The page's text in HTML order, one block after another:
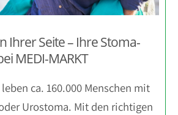
Ihrer Seite – Ihre Stoma-
MEDI-MARKT
ca. 160.000 Menschen mit
Urostoma. Mit den richtigen